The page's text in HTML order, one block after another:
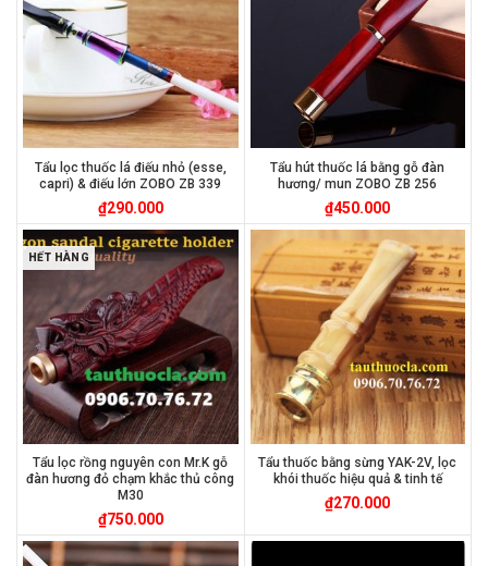
Tẩu lọc thuốc lá điếu nhỏ (esse,
capri) & điếu lớn ZOBO ZB 339
₫290.000
Tẩu hút thuốc lá bằng gỗ đàn
hương/ mun ZOBO ZB 256
₫450.000
HẾT HÀNG
Tẩu lọc rồng nguyên con Mr.K gỗ
đàn hương đỏ chạm khắc thủ công
M30
₫750.000
Tẩu thuốc bằng sừng YAK-2V, lọc
khói thuốc hiệu quả & tinh tế
₫270.000